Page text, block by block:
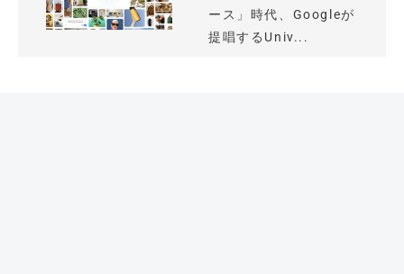
ース」時代、Googleが
提唱するUniv...